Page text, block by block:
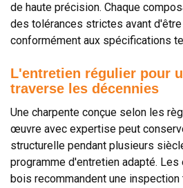
de haute précision. Chaque
des tolérances strictes avant
conformément aux spécifications
L'entretien régulier pour
traverse les décennies
Une charpente conçue selon les
œuvre avec expertise peut
structurelle pendant plusieurs
programme d'entretien adapté.
bois recommandent une inspection